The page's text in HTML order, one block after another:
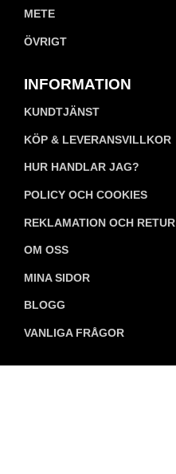
METE
ÖVRIGT
INFORMATION
KUNDTJÄNST
KÖP & LEVERANSVILLKOR
HUR HANDLAR JAG?
POLICY OCH COOKIES
REKLAMATION OCH RETUR
OM OSS
MINA SIDOR
BLOGG
VANLIGA FRÅGOR